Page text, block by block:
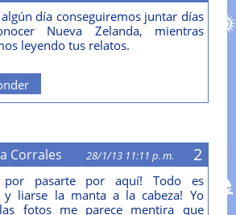
día conseguiremos juntar días
Nueva Zelanda, mientras
leyendo tus relatos.
Corrales 28/1/13 11:11 p. m.
por pasarte por aquí! Todo es
y liarse la manta a la cabeza! Yo
fotos me parece mentira que